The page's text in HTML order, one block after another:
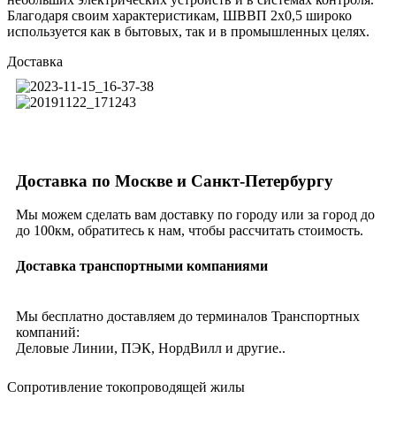
Благодаря своим характеристикам, ШВВП 2х0,5 широко
используется как в бытовых, так и в промышленных целях.
Доставка
Доставка по Москве и Санкт-Петербургу
Мы можем сделать вам доставку по городу или за город до
до 100км, обратитесь к нам, чтобы рассчитать стоимость.
Доставка транспортными компаниями
Мы бесплатно доставляем до терминалов Транспортных
компаний:
Деловые Линии, ПЭК, НордВилл и другие..
Сопротивление токопроводящей жилы